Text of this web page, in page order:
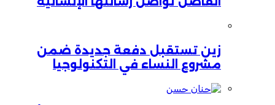
زين تستقبل دفعة جديدة ضمن
مشروع النساء في التكنولوجيا